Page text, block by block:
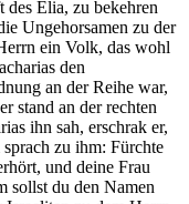
Elia, zu bekehren
Ungehorsamen zu der
ein Volk, das wohl
den
an der Reihe war,
stand an der rechten
ihn sah, erschrak er,
zu ihm: Fürchte
und deine Frau
sollst du den Namen